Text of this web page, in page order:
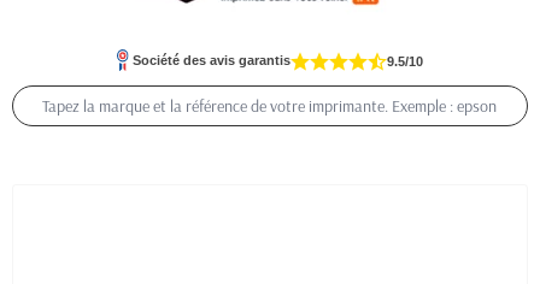
Société des avis garantis 9.5/10